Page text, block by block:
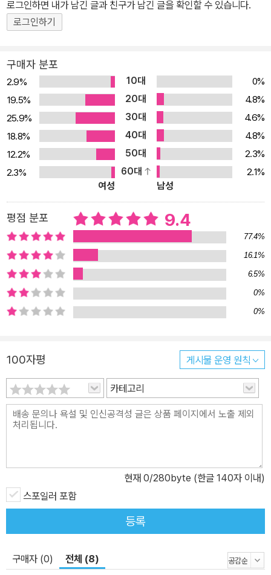
낭만적이고 아름답지만은 않듯이 여행도 마찬가지다. 두 사람의 의견
은 계속해서 엇갈리고, 사랑의 확신은 의심과 불신으로 변모한다. “이
상 서로 사랑하지 않아요. 서로 사랑한 적이 한 번도 없다고요!”(159
쪽) 끊임없이 새로운 자극을 좇는 로랑에게 테레즈는 자신을 구속하
는 답답한 존재였고, 테레즈는 그런 로랑을 자신이 바꿀 수 없음을 받
아들인다. 마침내 둘은 이별하지만, 연애의 끝이 사랑의 끝은 아니어
서일까, 여전히 우정이나 연민 같은 말들로 서로의 곁을 맴돈다. 로랑
은 뒤늦게 후회하고, 둘 사이가 회복될 수 없음을 아는 테레즈는 로랑
을 다독이지만 후회와 미련으로 점철된, 끝날 듯 끝나지 않는 관계는
끈질기게 계속된다. “그러니까 다시는 잊지 마, 내 가엾은 아이, 사랑
알아야지. 더 이상 나와의 사랑을 꿈꾸지 말고, 네가 겪었던 이 슬픈
경험이 네 눈을 뜨게 해주고 네 성격을 바꿔주면, 다른 곳에서 사랑을
찾아봐. 네가 그럴 자격을 갖출 날, 너는 사랑을 발견하게 될 거야.”(1
87쪽) 《그녀와 그》의 주인공들은 사랑 앞에서 끊임없이 고통스러워
한다. 처음에는 상대의 마음을 알지 못해 가슴앓이하던 테레즈와 로
랑은 이내 상대를 너무 잘 알게 되어 고통받는다. 애정이, 고마움이,
미안함이 그녀와 그를 고통스럽게 만든다. 《그녀와 그》는 사랑의 민
도 모른다. ‘이런 게 사랑이라면, 나는 사랑에 빠지지 않을 거야.’ 그러
나 우리는 어김없이, 속수무책으로 사랑에 빠질 테다. 또다시 찰나의
기쁨을 맛보고, 상처를 주고받으며 고통스러워할 것이다. 그렇게 조
금씩 배울 것이다. 사랑이 무엇인지, 자기 자신이 어떤 사람인지 말이
다. ‘잃어버린 사랑에 대한 쓰라림 없는 최후의 기록’이자 ‘절대적 사
랑에 대한 불가능한 낭만적 탐구’ 첫 시집으로 푸시킨의 찬사를 받는
상드를 만나 이내 치명적인 사랑에 빠진다. 사랑의 희열에 달뜬 두 사
람은 오래전부터 동경해오던 이탈리아로 여행을 떠난다. 하지만 여기
서 뮈세는 방탕한 본래의 기질을 드러내고, 뇌염에 걸려 병석에 눕게
된다. 상드는 뮈세를 정성껏 간호하지만, 동시에 뮈세를 치료하던 의
사 ‘파젤로’(소설 속 파머의 분신)와 연인 사이가 된다……. 이렇게 헤
어진 두 사람은 이후 화해하지만, 뮈세는 상드와 겪은 이야기를 세상
사람들이 알게 하겠다며 《세기아의 고백》을 발표한다. 그리고 뮈세가
로그인하면 내가 남긴 글과 친구가 남긴 글을 확인할 수 있습니다.
로그인하기
구매자 분포
2.9% 10대
0%
19.5%
20대
4.8%
25.9%
30대
4.6%
18.8%
40대
4.8%
12.2%
50대
2.3%
2.3%
60대
2.1%
여성
남성
평점 분포 9.4
77.4%
16.1%
6.5%
0%
0%
100자평 게시물 운영 원칙
카테고리
현재 0/280byte (한글 140자 이내)
스포일러 포함
등록
구매자 (0) 전체 (8)